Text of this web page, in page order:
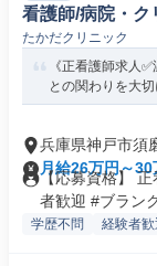
看護師/病院・ク
たかだクリニック
《正看護師求人
との関わりを大
兵庫県神戸市須
月給26万円～30
【応募資格】
者歓迎 #ブラン
学歴不問 経験者歓